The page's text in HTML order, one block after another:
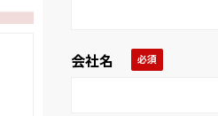
会社名